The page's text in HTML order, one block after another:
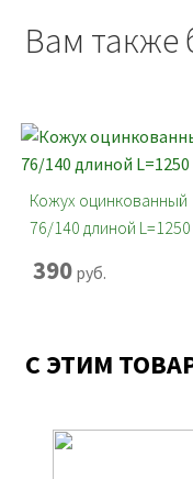
Вам также
Кожух оцинкованный
76/140 длиной
390руб.
С ЭТИМ